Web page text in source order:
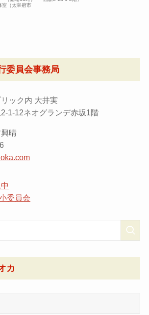
（太宰府市
委員会事務局
ック内 大井実
1-12ネオグランデ赤坂1階
晴
委員会
カ